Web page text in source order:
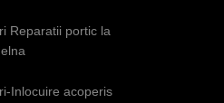
Reparatii portic la
Inlocuire acoperis